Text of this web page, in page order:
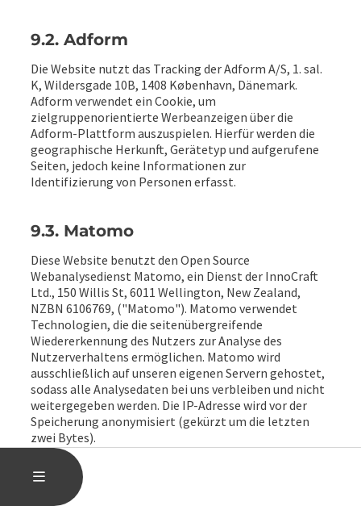
MENÜ
9.2. Adform
Die Website nutzt das Tracking der Adform A/S, 1. sal.
K, Wildersgade 10B, 1408 København, Dänemark.
Adform verwendet ein Cookie, um
zielgruppenorientierte Werbeanzeigen über die
Adform-Plattform auszuspielen. Hierfür werden die
geographische Herkunft, Gerätetyp und aufgerufene
Seiten, jedoch keine Informationen zur
Identifizierung von Personen erfasst.
9.3. Matomo
Diese Website benutzt den Open Source
Webanalysedienst Matomo, ein Dienst der InnoCraft
Ltd., 150 Willis St, 6011 Wellington, New Zealand,
NZBN 6106769, ("Matomo"). Matomo verwendet
Technologien, die die seitenübergreifende
Wiedererkennung des Nutzers zur Analyse des
Nutzerverhaltens ermöglichen. Matomo wird
ausschließlich auf unseren eigenen Servern gehostet,
sodass alle Analysedaten bei uns verbleiben und nicht
weitergegeben werden. Die IP-Adresse wird vor der
Speicherung anonymisiert (gekürzt um die letzten
zwei Bytes).
Mit Hilfe von Matomo sind wir in der Lage Daten über
die Nutzung unserer Website durch die
Websitebesucher zu erfassen und zu analysieren.